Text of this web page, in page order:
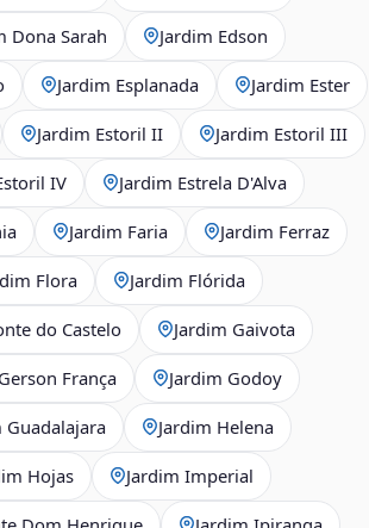
Dona Sarah Jardim Edson
Jardim Esplanada Jardim Ester
Jardim Estoril II Jardim Estoril III
IV Jardim Estrela D'Alva
Jardim Faria Jardim Ferraz
Flora Jardim Flórida
do Castelo Jardim Gaivota
França Jardim Godoy
Guadalajara Jardim Helena
Hojas Jardim Imperial